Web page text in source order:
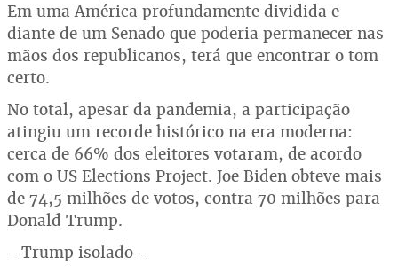
Em uma América profundamente dividida e
diante de um Senado que poderia permanecer nas
mãos dos republicanos, terá que encontrar o tom
certo.
No total, apesar da pandemia, a participação
atingiu um recorde histórico na era moderna:
cerca de 66% dos eleitores votaram, de acordo
com o US Elections Project. Joe Biden obteve mais
de 74,5 milhões de votos, contra 70 milhões para
Donald Trump.
- Trump isolado -